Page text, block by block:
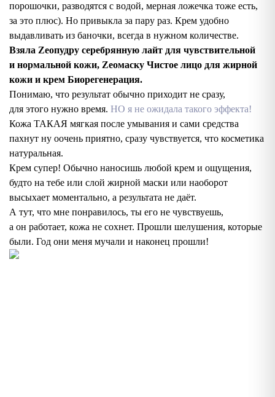
порошочки, разводятся с водой, мерная ложечка тоже есть,
за это плюс). Но привыкла за пару раз. Крем удобно
выдавливать из баночки, всегда в нужном количестве.
Взяла Zеопудру серебрянную лайт для чувствительной
и нормальной кожи, Zеомаску Чистое лицо для жирной
кожи и крем Биорегенерация.
Понимаю, что результат обычно приходит не сразу,
для этого нужно время. НО я не ожидала такого эффекта!
Кожа ТАКАЯ мягкая после умывания и сами средства
пахнут ну оочень приятно, сразу чувствуется, что косметика
натуральная.
Крем супер! Обычно наносишь любой крем и ощущения,
будто на тебе или слой жирной маски или наоборот
высыхает моментально, а результата не даёт.
А тут, что мне понравилось, ты его не чувствуешь,
а он работает, кожа не сохнет. Прошли шелушения, которые
были. Год они меня мучали и наконец прошли!